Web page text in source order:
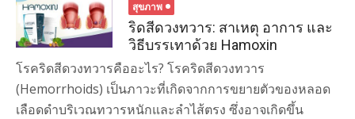
สุขภาพ
ริดสีดวงทวาร: สาเหตุ อาการ และ
วิธีบรรเทาด้วย Hamoxin
โรคริดสีดวงทวารคืออะไร? โรคริดสีดวงทวาร
(Hemorrhoids) เป็นภาวะที่เกิดจากการขยายตัวของหลอด
เลือดดำบริเวณทวารหนักและลำไส้ตรง ซึ่งอาจเกิดขึ้น